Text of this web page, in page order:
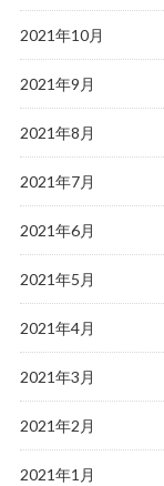
2021年10月
2021年9月
2021年8月
2021年7月
2021年6月
2021年5月
2021年4月
2021年3月
2021年2月
2021年1月